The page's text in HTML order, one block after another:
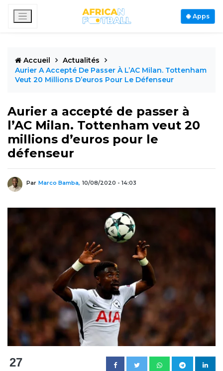
Apps
Accueil
Actualités
Aurier A Accepté De Passer À L’AC Milan. Tottenham
Veut 20 Millions D’euros Pour Le Défenseur
Aurier a accepté de passer à
l’AC Milan. Tottenham veut 20
millions d’euros pour le
défenseur
Par Marco Bamba, 10/08/2020 - 14:03
27